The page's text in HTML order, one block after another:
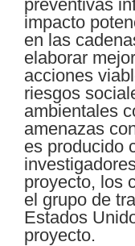
preventivas
impacto
en las
elaborar
acciones
riesgos
ambientales
amenazas
es producido
proyecto, los
el grupo de
Estados
proyecto.